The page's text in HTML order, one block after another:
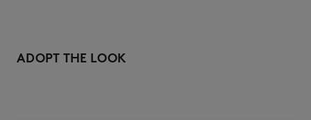
beautiful clothes and accessories made of high-end materials that can
ADOPT THE LOOK